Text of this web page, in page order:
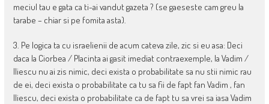
meciul tau e gata ca ti-ai vandut gazeta ? (se gaeseste cam greu la
tarabe – chiar si pe fomita asta).
3. Pe logica ta cu israelienii de acum cateva zile, zic si eu asa: Deci
daca la Ciorbea / Placinta ai gasit imediat contraexemple, la Vadim /
Iliescu nu ai zis nimic, deci exista o probabilitate sa nu stii nimic rau
de ei, deci exista o probabilitate ca tu sa fii de fapt fan Vadim , fan
Iliescu, deci exista o probabilitate ca de fapt tu sa vrei sa iasa Vadim